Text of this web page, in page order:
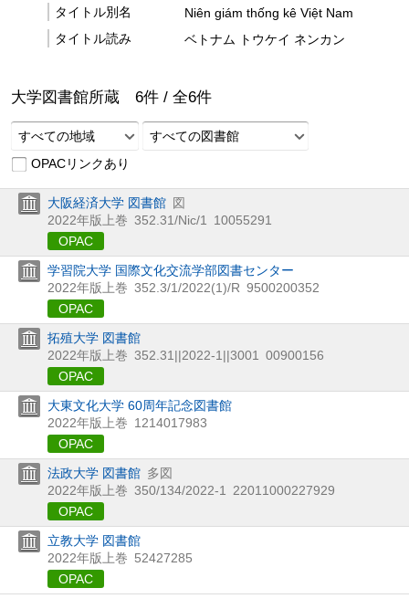
タイトル別名
Niên giám thống kê Việt Nam
タイトル読み
ベトナム トウケイ ネンカン
大学図書館所蔵 6件 / 全6件
すべての地域
すべての図書館
OPACリンクあり
大阪経済大学 図書館 図
2022年版上巻 352.31/Nic/1
10055291
OPAC
学習院大学 国際文化交流学部図書センター
2022年版上巻 352.3/1/2022(1)/R 9500200352
OPAC
拓殖大学 図書館
2022年版上巻 352.31||2022-1||3001
00900156
OPAC
大東文化大学 60周年記念図書館
2022年版上巻 1214017983
OPAC
法政大学 図書館 多図
2022年版上巻 350/134/2022-1
22011000227929
OPAC
立教大学 図書館
2022年版上巻 52427285
OPAC